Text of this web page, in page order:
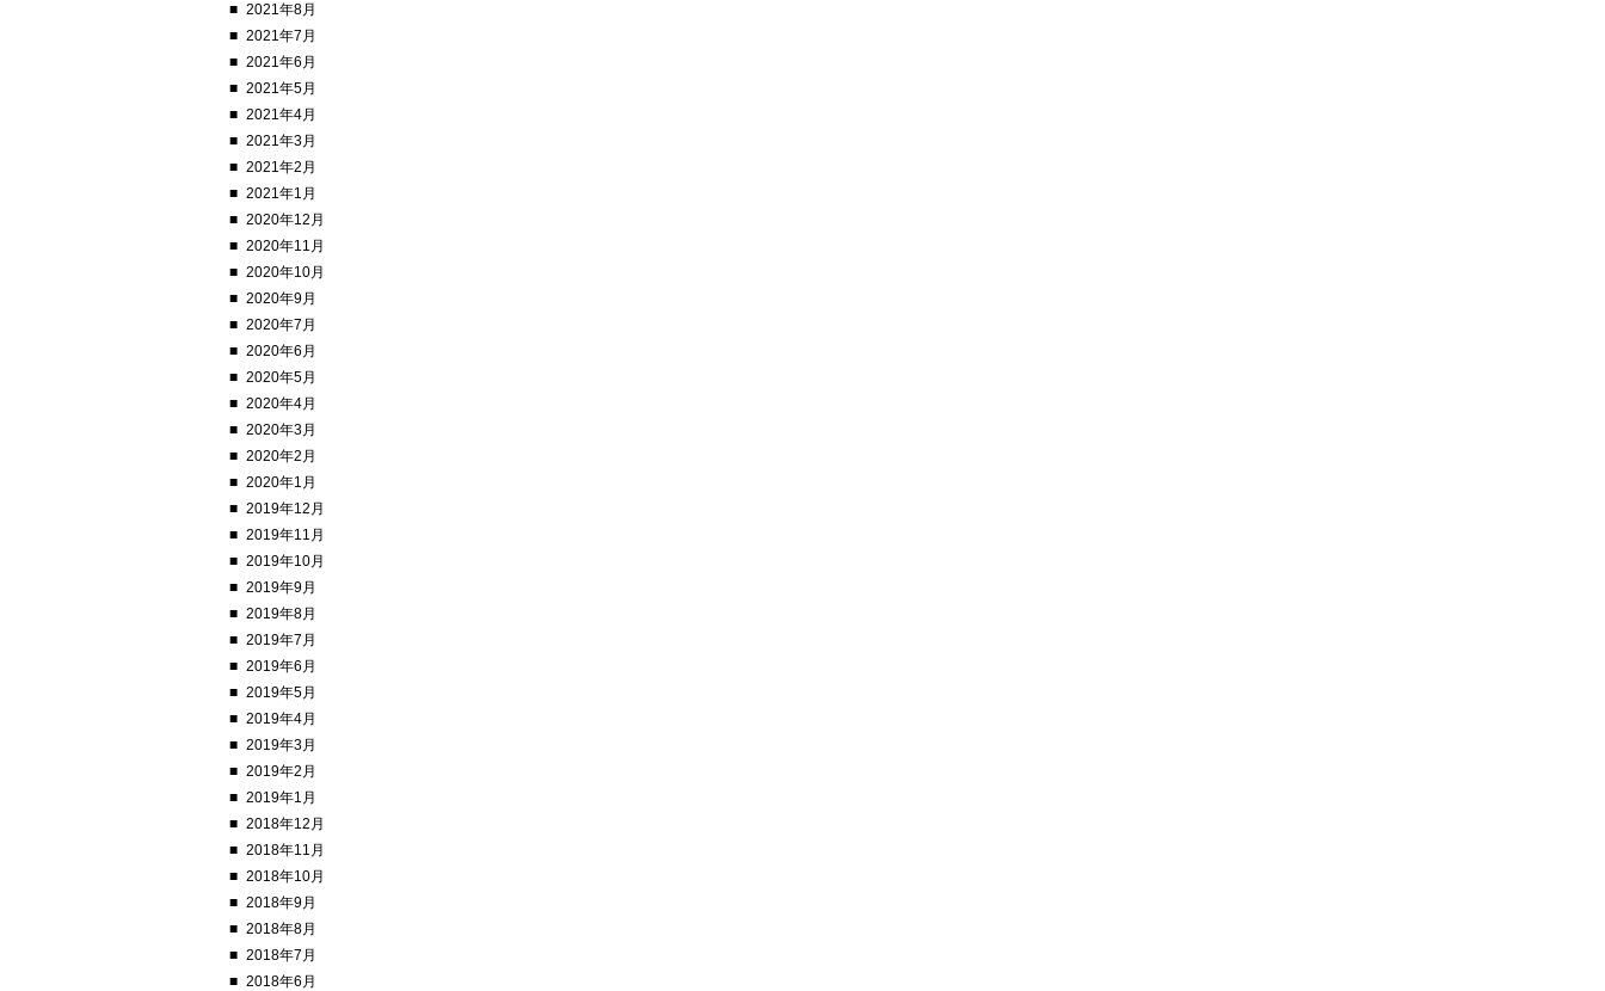
2021年8月
2021年7月
2021年6月
2021年5月
2021年4月
2021年3月
2021年2月
2021年1月
2020年12月
2020年11月
2020年10月
2020年9月
2020年7月
2020年6月
2020年5月
2020年4月
2020年3月
2020年2月
2020年1月
2019年12月
2019年11月
2019年10月
2019年9月
2019年8月
2019年7月
2019年6月
2019年5月
2019年4月
2019年3月
2019年2月
2019年1月
2018年12月
2018年11月
2018年10月
2018年9月
2018年8月
2018年7月
2018年6月